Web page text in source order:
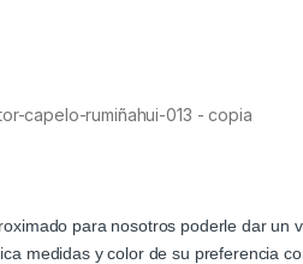
para nosotros poderle dar un
medidas y color de su preferencia